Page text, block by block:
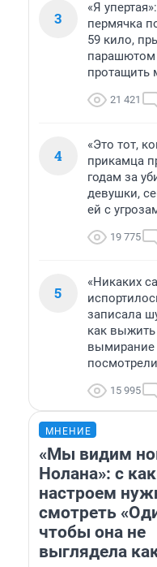
3
«Я
пермячка
59 кило,
протащить
21 421
4
«Это тот,
прикамца
годам за
девушки,
ей с
19 775
5
«Никаких
записала
как
вымирание
15 995
МНЕНИЕ
«Мы видим
Нолана»: с
настроем
смотреть
чтобы она не
выглядела